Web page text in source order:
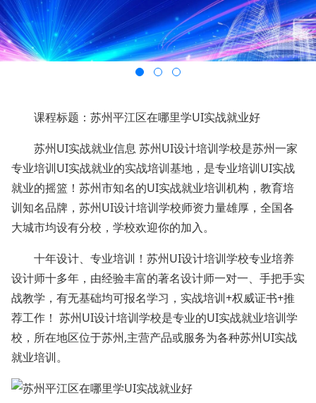
课程标题：苏州平江区在哪里学UI实战就业好
苏州UI实战就业信息 苏州UI设计培训学校是苏州一家
专业培训UI实战就业的实战培训基地，是专业培训UI实战
就业的摇篮！苏州市知名的UI实战就业培训机构，教育培
训知名品牌，苏州UI设计培训学校师资力量雄厚，全国各
大城市均设有分校，学校欢迎你的加入。
十年设计、专业培训！苏州UI设计培训学校专业培养
设计师十多年，由经验丰富的著名设计师一对一、手把手实
战教学，有无基础均可报名学习，实战培训+权威证书+推
荐工作！ 苏州UI设计培训学校是专业的UI实战就业培训学
校，所在地区位于苏州,主营产品或服务为各种苏州UI实战
就业培训。